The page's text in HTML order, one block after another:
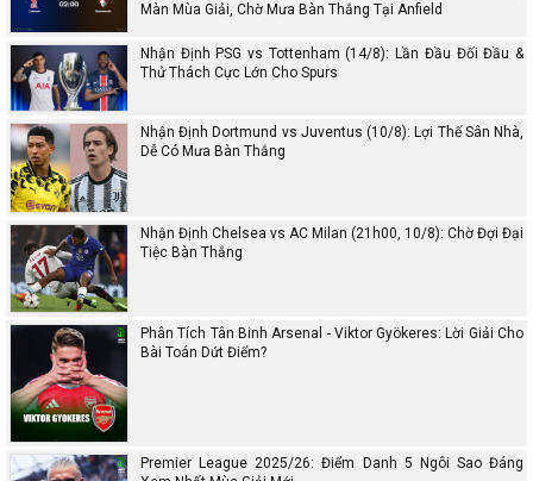
Màn Mùa Giải, Chờ Mưa Bàn Thắng Tại Anfield
Nhận Định PSG vs Tottenham (14/8): Lần Đầu Đối Đầu &
Thử Thách Cực Lớn Cho Spurs
Nhận Định Dortmund vs Juventus (10/8): Lợi Thế Sân Nhà,
Dễ Có Mưa Bàn Thắng
Nhận Định Chelsea vs AC Milan (21h00, 10/8): Chờ Đợi Đại
Tiệc Bàn Thắng
Phân Tích Tân Binh Arsenal - Viktor Gyökeres: Lời Giải Cho
Bài Toán Dứt Điểm?
Premier League 2025/26: Điểm Danh 5 Ngôi Sao Đáng